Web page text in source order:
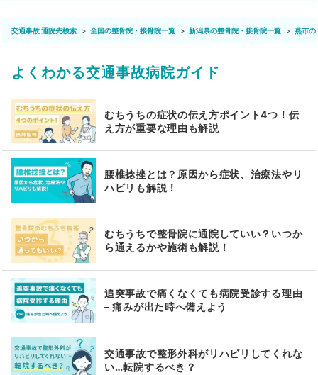
交通事故 通院先検索 全国の整骨院・接骨院一覧 新潟県の整骨院・接骨院一覧 燕市の
よくわかる交通事故病院ガイド
むちうちの症状の伝え方ポイント4つ！伝
え方が重要な理由も解説
腰椎捻挫とは？原因から症状、治療法やリ
ハビリも解説！
むちうちで整骨院に通院していい？いつか
ら通えるかや施術も解説！
追突事故で痛くなくても病院受診する理由
– 痛みが出た時へ備えよう
交通事故で整形外科がリハビリしてくれな
い…転院するべき？